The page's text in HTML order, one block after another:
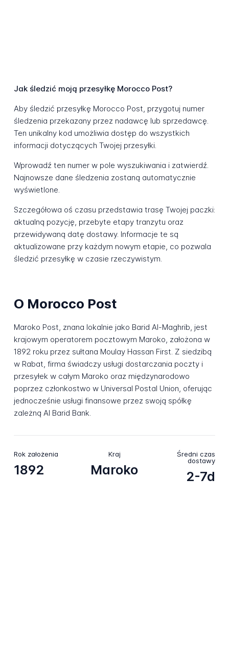
Jak śledzić moją przesyłkę Morocco Post?
Aby śledzić przesyłkę Morocco Post, przygotuj numer
śledzenia przekazany przez nadawcę lub sprzedawcę.
Ten unikalny kod umożliwia dostęp do wszystkich
informacji dotyczących Twojej przesyłki.
Wprowadź ten numer w pole wyszukiwania i zatwierdź.
Najnowsze dane śledzenia zostaną automatycznie
wyświetlone.
Szczegółowa oś czasu przedstawia trasę Twojej paczki:
aktualną pozycję, przebyte etapy tranzytu oraz
przewidywaną datę dostawy. Informacje te są
aktualizowane przy każdym nowym etapie, co pozwala
śledzić przesyłkę w czasie rzeczywistym.
O Morocco Post
Maroko Post, znana lokalnie jako Barid Al-Maghrib, jest
krajowym operatorem pocztowym Maroko, założona w
1892 roku przez sułtana Moulay Hassan First. Z siedzibą
w Rabat, firma świadczy usługi dostarczania poczty i
przesyłek w całym Maroko oraz międzynarodowo
poprzez członkostwo w Universal Postal Union, oferując
jednocześnie usługi finansowe przez swoją spółkę
zależną Al Barid Bank.
Rok założenia
1892
Kraj
Maroko
Średni czas
dostawy
2-7d